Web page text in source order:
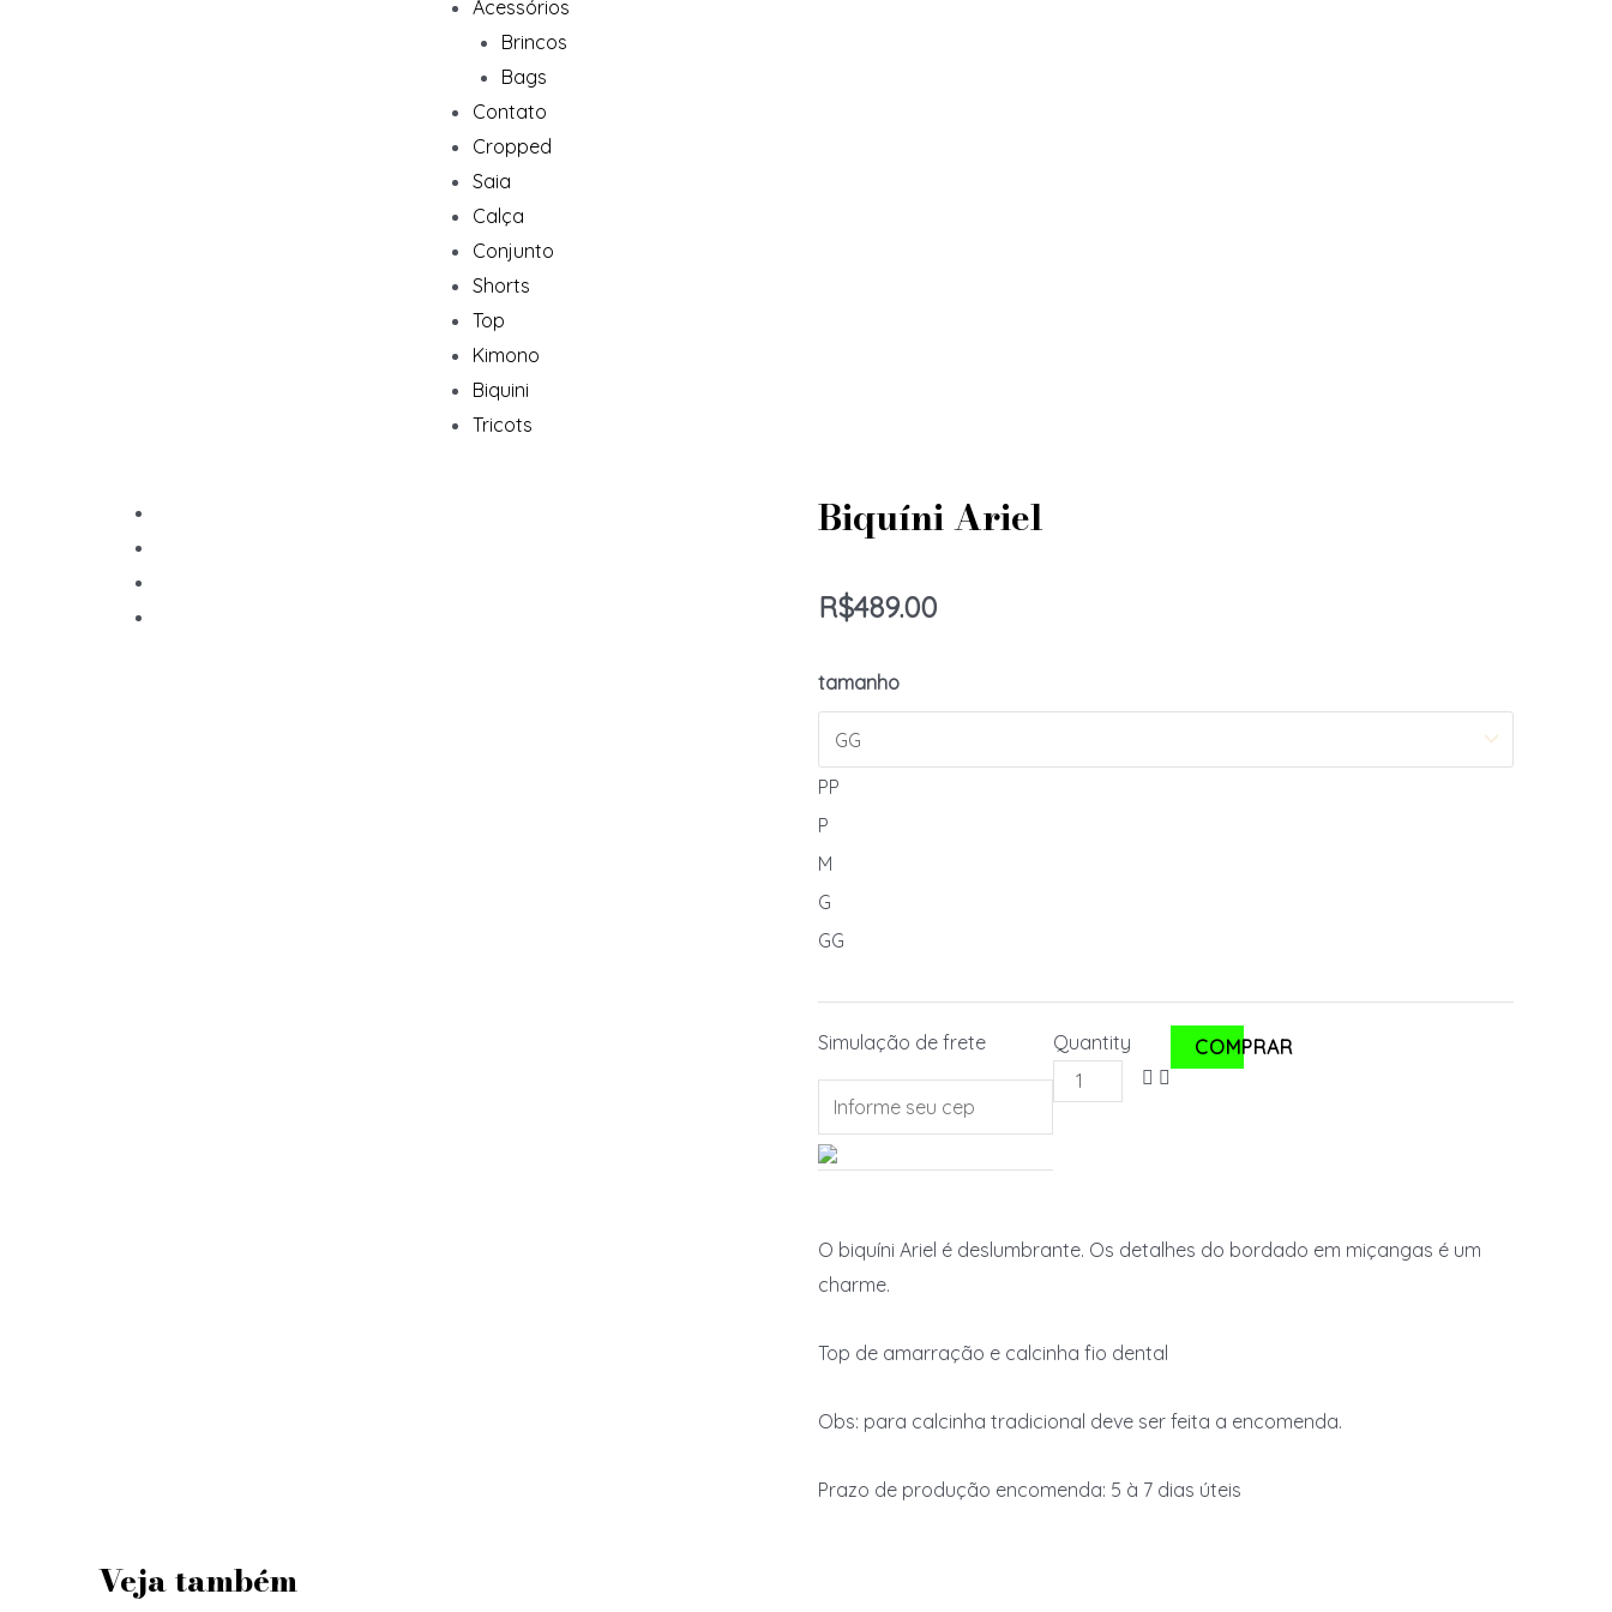
Acessórios
Brincos
Bags
Contato
Cropped
Saia
Calça
Conjunto
Shorts
Top
Kimono
Biquini
Tricots
Biquíni Ariel
R$489.00
tamanho
PP
P
M
G
GG
Simulação de frete Quantity COMPRAR
O biquíni Ariel é deslumbrante. Os detalhes do bordado em miçangas é um
charme.
Top de amarração e calcinha fio dental
Obs: para calcinha tradicional deve ser feita a encomenda.
Prazo de produção encomenda: 5 à 7 dias úteis
Veja também